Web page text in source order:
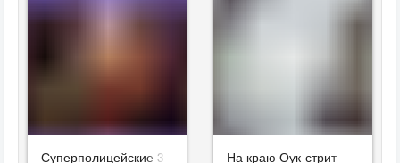
Суперполицейские 3 На краю Оук-стрит